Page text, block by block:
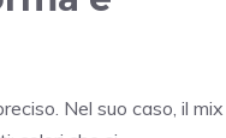
Nel suo caso, il mix